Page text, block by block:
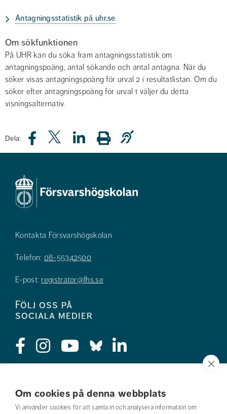
Om cookies på denna webbplats
Vi använder cookies för att samla in och analysera information om
Antagningsstatistik på uhr.se
Om sökfunktionen
På UHR kan du söka fram antagningsstatistik om
antagningspoäng, antal sökande och antal antagna. När du
söker visas antagningspoäng för urval 2 i resultatlistan. Om du
söker efter antagningspoäng för urval 1 väljer du detta
visningsalternativ.
Dela:
Kontakta Försvarshögskolan
Telefon: 08-55342500
E-post: registrator@fhs.se
Följ oss på
sociala medier
Jobba hos oss